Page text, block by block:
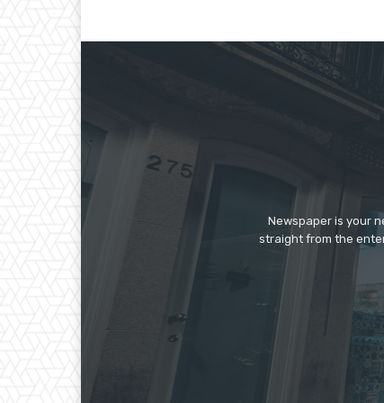
Newspaper is your
straight from the